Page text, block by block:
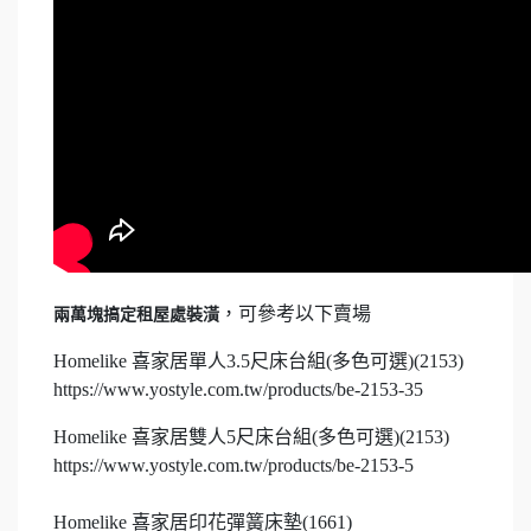
兩萬塊搞定租屋處裝潢 ，可參考以下賣場
Homelike 喜家居單人3.5尺床台組(多色可選)(2153)
https://www.yostyle.com.tw/products/be-2153-35
Homelike 喜家居雙人5尺床台組(多色可選)(2153)
https://www.yostyle.com.tw/products/be-2153-5
Homelike 喜家居印花彈簧床墊(1661)